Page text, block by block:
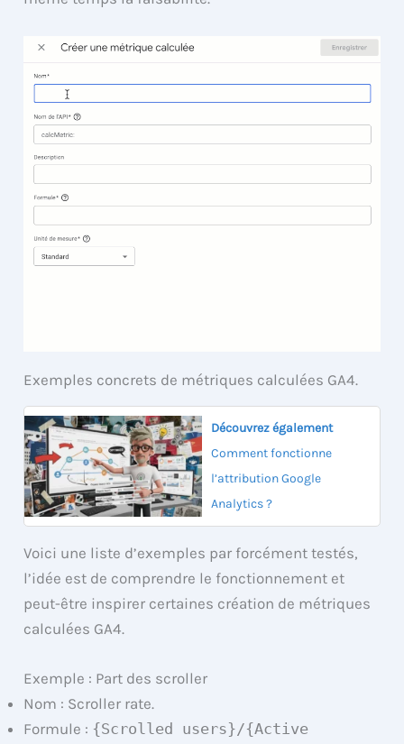
Exemples concrets de métriques calculées GA4.
Découvrez également
Comment fonctionne
l’attribution Google
Analytics ?
Voici une liste d’exemples par forcément testés,
l’idée est de comprendre le fonctionnement et
peut-être inspirer certaines création de métriques
calculées GA4.
Exemple : Part des scroller
Nom : Scroller rate.
Formule : {Scrolled users}/{Active